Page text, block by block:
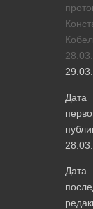
Дата
Дата